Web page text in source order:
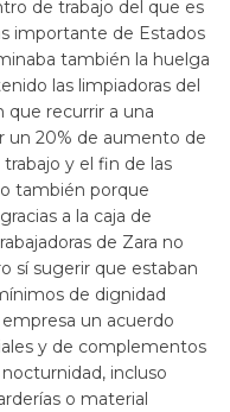
de trabajo del que es
importante de Estados
también la huelga
las limpiadoras del
recurrir a una
un 20% de aumento de
y el fin de las
también porque
a la caja de
de Zara no
sí sugerir que estaban
de dignidad
empresa un acuerdo
y de complementos
incluso
o material